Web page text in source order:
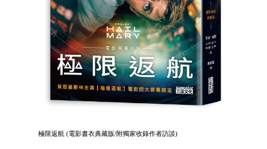
極限返航 (電影書衣典藏版/附獨家收錄作者訪談)